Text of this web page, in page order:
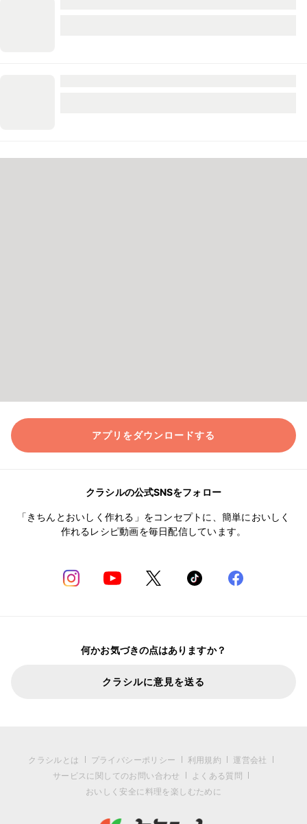
アプリをダウンロードする
クラシルの公式SNSをフォロー
「きちんとおいしく作れる」をコンセプトに、簡単においしく
作れるレシピ動画を毎日配信しています。
何かお気づきの点はありますか？
クラシルに意見を送る
クラシルとは プライバシーポリシー 利用規約
運営会社
サービスに関してのお問い合わせ
よくある質問
おいしく安全に料理を楽しむために